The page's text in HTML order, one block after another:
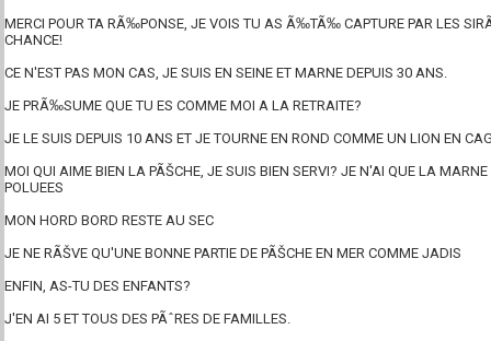
MERCI POUR TA RÃ‰PONSE, JE VOIS TU AS Ã‰TÃ‰ CAPTURE PAR LES
CHANCE!
CE N'EST PAS MON CAS, JE SUIS EN SEINE ET MARNE DEPUIS 30 ANS.
JE PRÃ‰SUME QUE TU ES COMME MOI A LA RETRAITE?
JE LE SUIS DEPUIS 10 ANS ET JE TOURNE EN ROND COMME UN LION EN
MOI QUI AIME BIEN LA PÃŠCHE, JE SUIS BIEN SERVI? JE N'AI QUE LA
POLUEES
MON HORD BORD RESTE AU SEC
JE NE RÃŠVE QU'UNE BONNE PARTIE DE PÃŠCHE EN MER COMME JADIS
ENFIN, AS-TU DES ENFANTS?
J'EN AI 5 ET TOUS DES PÃˆRES DE FAMILLES.